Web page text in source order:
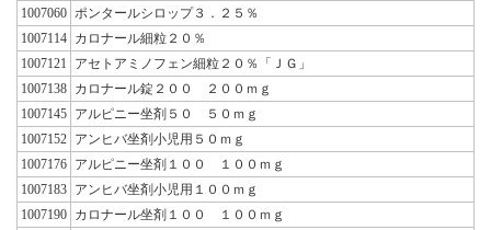
1007060 ポンタールシロップ３．２５％
1007114 カロナール細粒２０％
1007121
アセトアミノフェン細粒２０％「ＪＧ」
1007138 カロナール錠２００ ２００ｍｇ
1007145 アルピニー坐剤５０ ５０ｍｇ
1007152 アンヒバ坐剤小児用５０ｍｇ
1007176 アルピニー坐剤１００ １００ｍｇ
1007183 アンヒバ坐剤小児用１００ｍｇ
1007190 カロナール坐剤１００ １００ｍｇ